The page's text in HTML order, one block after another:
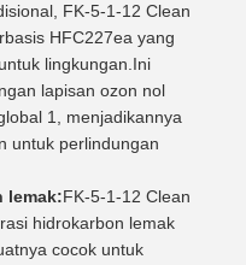
FK-5-1-12 Clean
HFC227ea yang
lingkungan.Ini
lapisan ozon nol
1, menjadikannya
untuk perlindungan
lemak:FK-5-1-12 Clean
hidrokarbon lemak
cocok untuk